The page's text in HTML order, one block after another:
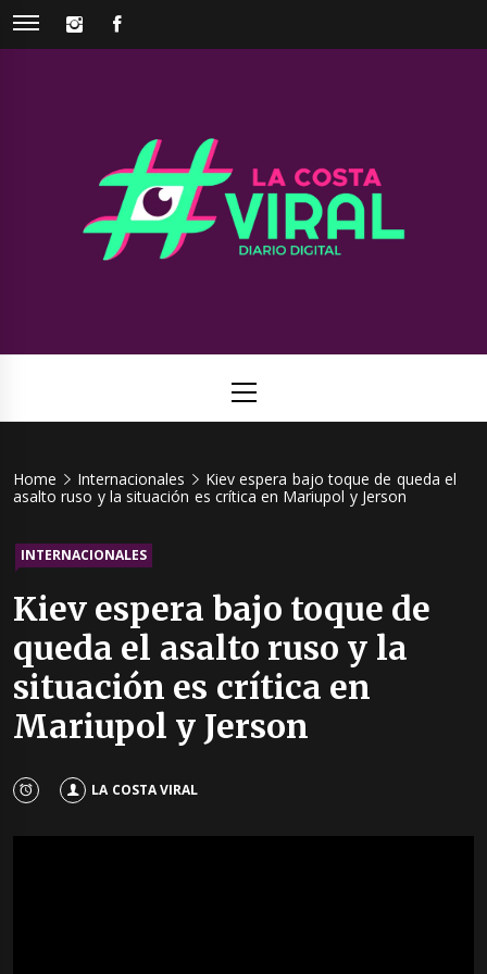
Skip
INSTAGRAM
Viral
Menu
Home Internacionales
Kiev espera bajo toque de queda el
asalto ruso y la situación es crítica en Mariupol y Jerson
INTERNACIONALES
Kiev espera bajo toque de
queda el asalto ruso y la
situación es crítica en
Mariupol y Jerson
LA COSTA VIRAL